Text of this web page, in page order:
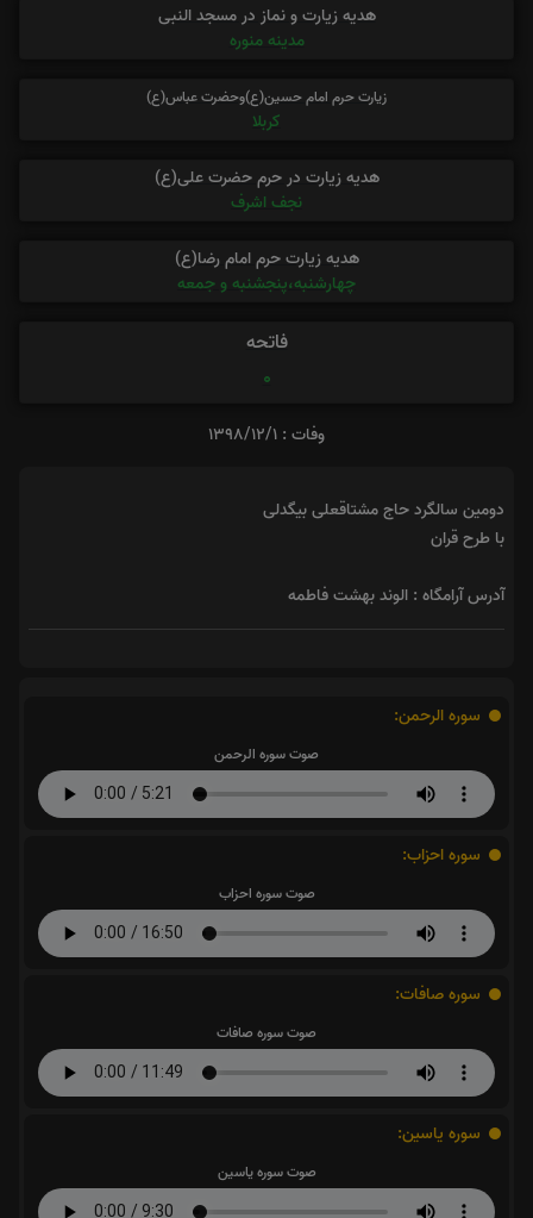
هدیه زیارت و نماز در مسجد النبی
مدینه منوره
زیارت حرم امام حسین(ع)وحضرت عباس(ع)
کربلا
هدیه زیارت در حرم حضرت علی(ع)
نجف اشرف
هدیه زیارت حرم امام رضا(ع)
چهارشنبه،پنجشنبه و جمعه
فاتحه
0
وفات : 1398/12/1
دومین سالگرد حاج مشتاقعلی بیگدلی
با طرح قران
آدرس آرامگاه : الوند بهشت فاطمه
سوره الرحمن:
صوت سوره الرحمن
سوره احزاب:
صوت سوره احزاب
سوره صافات:
صوت سوره صافات
سوره یاسین:
صوت سوره یاسین